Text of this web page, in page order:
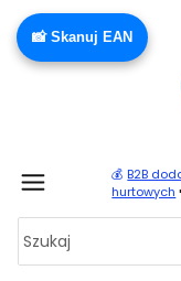
📸 Skanuj EAN
💰 B2B
hurtowych